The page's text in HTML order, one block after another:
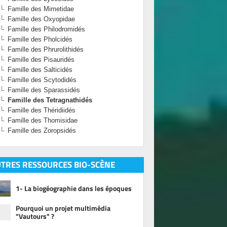
Famille des Mimetidae
Famille des Oxyopidae
Famille des Philodromidés
Famille des Pholcidés
Famille des Phrurolithidés
Famille des Pisauridés
Famille des Salticidés
Famille des Scytodidés
Famille des Sparassidés
Famille des Tetragnathidés
Famille des Théridiidés
Famille des Thomisidae
Famille des Zoropsidés
RESSOURCES BIO-SCÈNE
1- La biogéographie dans les époques
Pourquoi un projet multimédia
"Vautours" ?